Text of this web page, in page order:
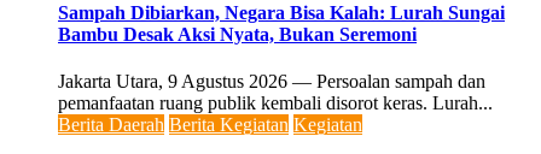
Sampah Dibiarkan, Negara Bisa Kalah: Lurah Sungai
Bambu Desak Aksi Nyata, Bukan Seremoni
Jakarta Utara, 9 Agustus 2026 — Persoalan sampah dan
pemanfaatan ruang publik kembali disorot keras. Lurah...
Berita Daerah Berita Kegiatan Kegiatan